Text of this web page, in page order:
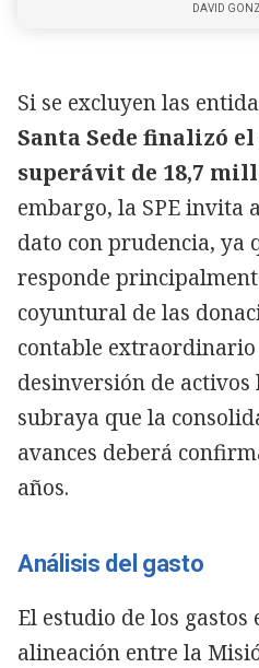
DAVID
Si se excluyen las
Santa Sede finalizó
superávit de 18,7
embargo, la SPE invita
dato con prudencia, ya
responde
coyuntural de las
contable
desinversión de
subraya que la
avances deberá
años.
Análisis del gasto
El estudio de los gastos
alineación entre la